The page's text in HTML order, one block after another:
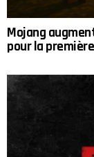
Mojang
pour la